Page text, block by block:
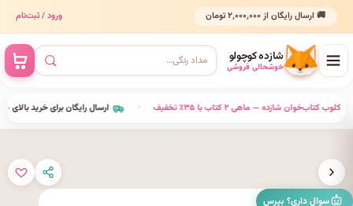
🚚 ارسال رایگان از ۲٬۰۰۰٬۰۰۰ تومان ورود / ثبت‌نام
شازده کوچولو
خوشحالی فروشی
ارسال رایگان برای خرید بالای • کلوب کتاب‌خوان شازده — ماهی ۲ کتاب با ۳۵٪ تخفیف
سوال داری؟ بپرس